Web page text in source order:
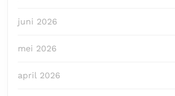
juni 2026
mei 2026
april 2026